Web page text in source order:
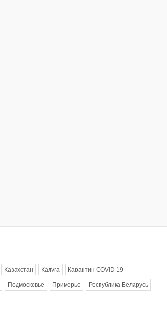
Казахстан Калуга Карантин COVID-19
Подмосковье Приморье Республика Беларусь